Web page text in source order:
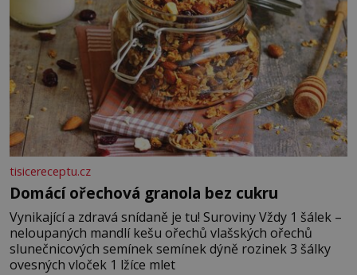
tisicereceptu.cz
Domácí ořechová granola bez cukru
Vynikající a zdravá snídaně je tu! Suroviny Vždy 1 šálek –
neloupaných mandlí kešu ořechů vlašských ořechů
slunečnicových semínek semínek dýně rozinek 3 šálky
ovesných vloček 1 lžíce mlet